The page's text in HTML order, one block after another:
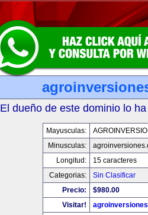
El dueño de este dominio lo
Mayusculas:
Minusculas:
Longitud:
15 caracteres
Categorias:
Sin Clasificar
Precio:
$980.00
Visitar!